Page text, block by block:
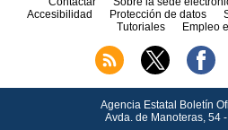
Accesibilidad
Protección de datos
Tutoriales
Empleo
Agencia Estatal Boletín
Avda.de Manoteras, 54